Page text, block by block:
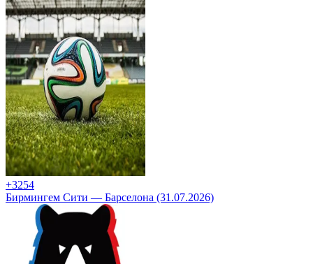
+3254
Бирмингем Сити — Барселона (31.07.2026)